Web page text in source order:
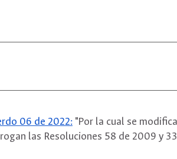
06 de 2022:"Por la cual se
las Resoluciones 58 de 2009 y